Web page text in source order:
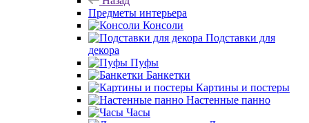
Предметы интерьера
Консоли
Подставки для
декора
Пуфы
Банкетки
Картины и постеры
Настенные панно
Часы